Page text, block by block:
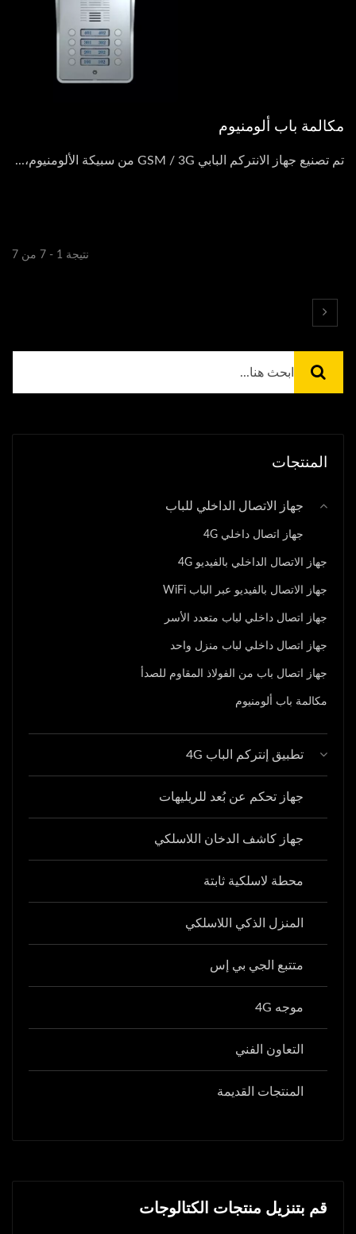
مكالمة باب ألومنيوم
تم تصنيع جهاز الانتركم البابي GSM / 3G من سبيكة الألومنيوم،...
نتيجة 1 - 7 من 7
المنتجات
جهاز الاتصال الداخلي للباب
جهاز اتصال داخلي 4G
جهاز الاتصال الداخلي بالفيديو 4G
جهاز الاتصال بالفيديو عبر الباب WiFi
جهاز اتصال داخلي لباب متعدد الأسر
جهاز اتصال داخلي لباب منزل واحد
جهاز اتصال باب من الفولاذ المقاوم للصدأ
مكالمة باب ألومنيوم
تطبيق إنتركم الباب 4G
جهاز تحكم عن بُعد للريليهات
جهاز كاشف الدخان اللاسلكي
محطة لاسلكية ثابتة
المنزل الذكي اللاسلكي
متتبع الجي بي إس
موجه 4G
التعاون الفني
المنتجات القديمة
قم بتنزيل منتجات الكتالوجات